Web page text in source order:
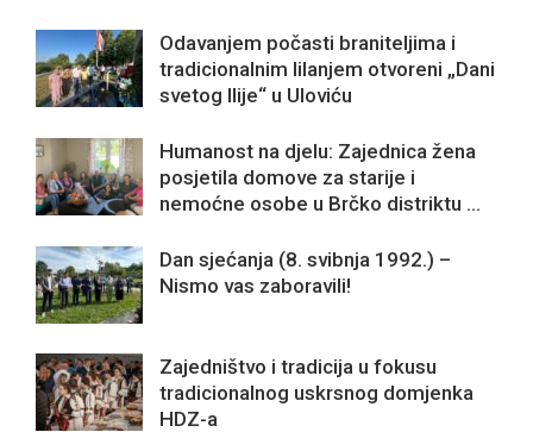
Odavanjem počasti braniteljima i
tradicionalnim lilanjem otvoreni „Dani
svetog Ilije“ u Uloviću
Humanost na djelu: Zajednica žena
posjetila domove za starije i
nemoćne osobe u Brčko distriktu ...
Dan sjećanja (8. svibnja 1992.) –
Nismo vas zaboravili!
Zajedništvo i tradicija u fokusu
tradicionalnog uskrsnog domjenka
HDZ-a